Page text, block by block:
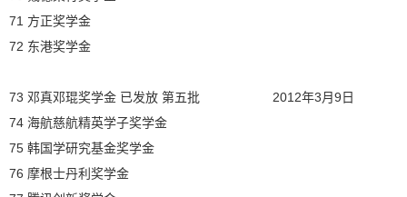
71 方正奖学金
72 东港奖学金
73 邓真邓琨奖学金 已发放 第五批 2012年3月9日
74 海航慈航精英学子奖学金
75 韩国学研究基金奖学金
76 摩根士丹利奖学金